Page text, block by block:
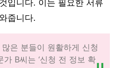
입니다. 이는 필요한 서류
줍니다.
은 분들이 원활하게 신청
B씨는 ‘신청 전 정보 확